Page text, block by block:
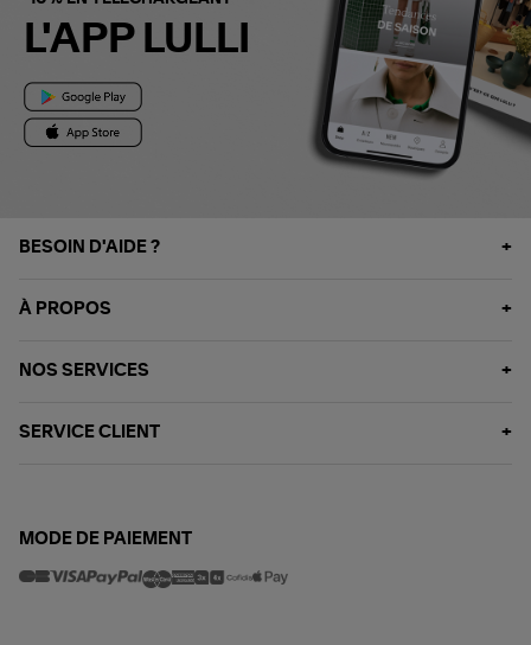
L'APP LULLI
BESOIN D'AIDE ?
À PROPOS
NOS SERVICES
SERVICE CLIENT
MODE DE PAIEMENT